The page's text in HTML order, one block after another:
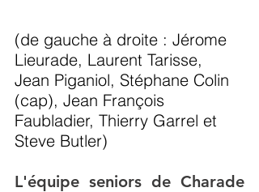
(de gauche à droite : Jérome
Lieurade, Laurent Tarisse,
Jean Piganiol, Stéphane Colin
(cap), Jean François
Faubladier, Thierry Garrel et
Steve Butler)
L'équipe seniors de Charade